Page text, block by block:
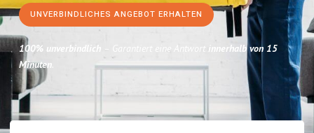
UNVERBINDLICHES ANGEBOT ERHALTEN
100% unverbindlich – Garantiert eine Antwort innerhalb von 15
Minuten.